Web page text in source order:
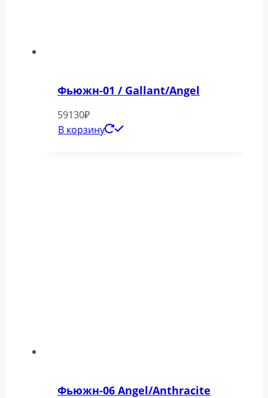
Фьюжн-01 / Gallant/Angel
59130₽
В корзину
Фьюжн-06 Angel/Anthracite